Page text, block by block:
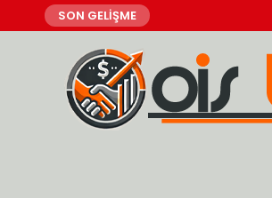
SON GELİŞME